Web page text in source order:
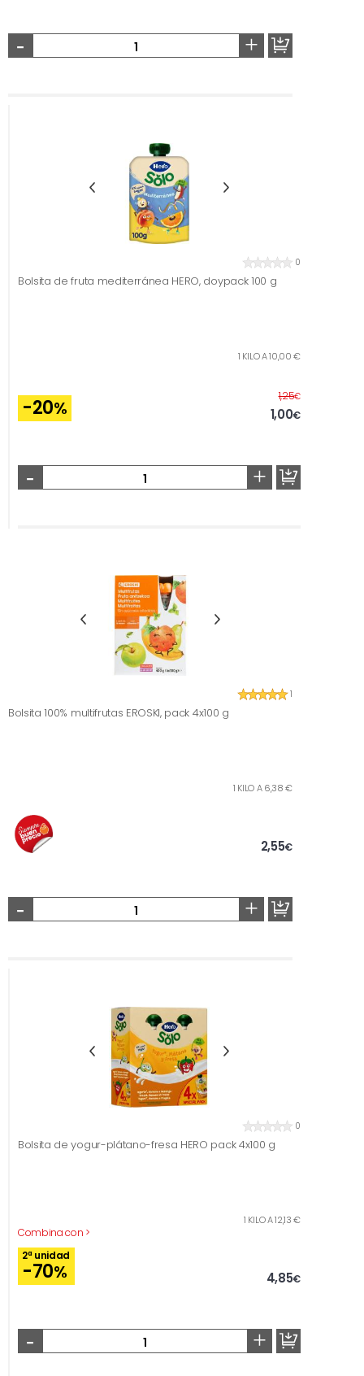
- +
0
Bolsita de fruta mediterránea HERO, doypack 100 g
1 KILO A 10,00 €
-20%
1,25€Antes
1,00€
- +
1
Bolsita 100% multifrutas EROSKI, pack 4x100 g
1 KILO A 6,38 €
2,55€
- +
0
Bolsita de yogur-plátano-fresa HERO pack 4x100 g
Combina con >
1 KILO A 12,13 €
2ª unidad
-70% 4,85€
- +